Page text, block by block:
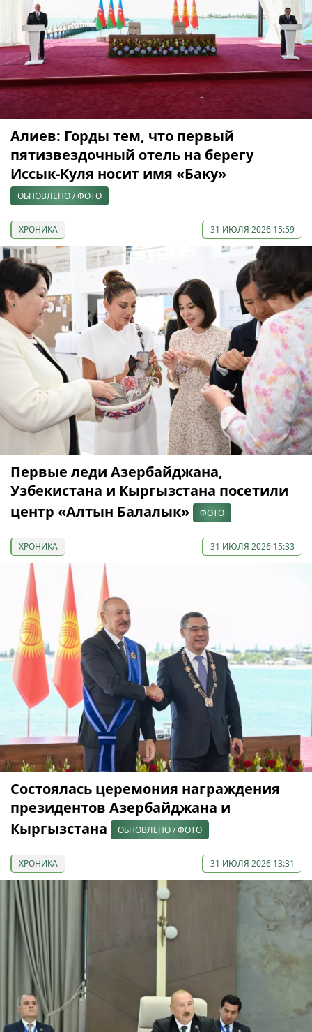
Алиев: Горды тем, что первый
пятизвездочный отель на берегу
Иссык-Куля носит имя «Баку»
ОБНОВЛЕНО / ФОТО
ХРОНИКА 31 ИЮЛЯ 2026 15:59
Первые леди Азербайджана,
Узбекистана и Кыргызстана посетили
центр «Алтын Балалык»
ФОТО
ХРОНИКА 31 ИЮЛЯ 2026 15:33
Состоялась церемония награждения
президентов Азербайджана и
Кыргызстана
ОБНОВЛЕНО / ФОТО
ХРОНИКА 31 ИЮЛЯ 2026 13:31